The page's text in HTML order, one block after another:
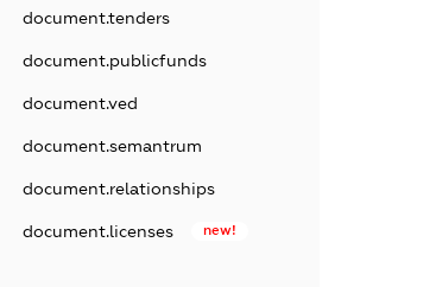
document.tenders
document.publicfunds
document.ved
document.semantrum
document.relationships
document.licenses new!